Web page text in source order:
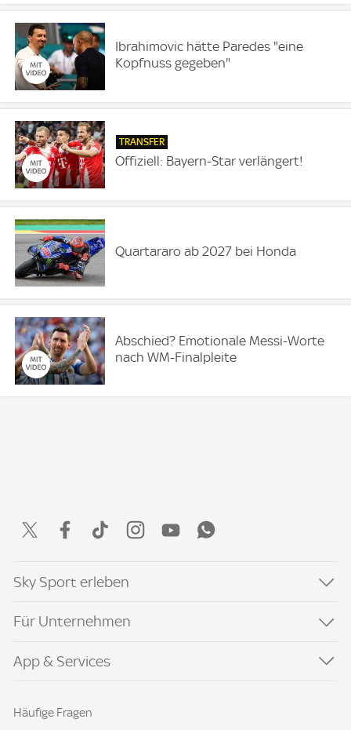
Ibrahimovic hätte Paredes "eine
Kopfnuss gegeben"
TRANSFER
Offiziell: Bayern-Star verlängert!
Quartararo ab 2027 bei Honda
Abschied? Emotionale Messi-Worte
nach WM-Finalpleite
Sky Sport erleben
Für Unternehmen
App & Services
Häufige Fragen